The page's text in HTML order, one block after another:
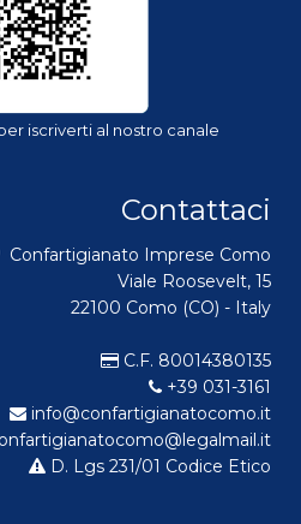
iscriverti al nostro canale
Contattaci
Confartigianato Imprese Como
Viale Roosevelt, 15
22100 Como (CO) - Italy
C.F. 80014380135
+39 031-3161
info@confartigianatocomo.it
D. Lgs 231/01 Codice Etico